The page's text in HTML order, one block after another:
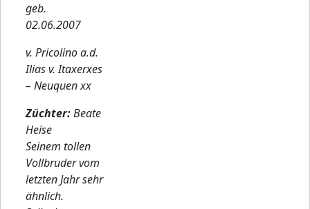
geb.
02.06.2007
v. Pricolino a.d.
Ilias v. Itaxerxes
– Neuquen xx
Züchter:Beate
Heise
Seinem tollen
Vollbruder vom
letzten Jahr sehr
ähnlich.